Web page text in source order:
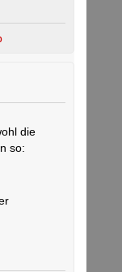
die
so: